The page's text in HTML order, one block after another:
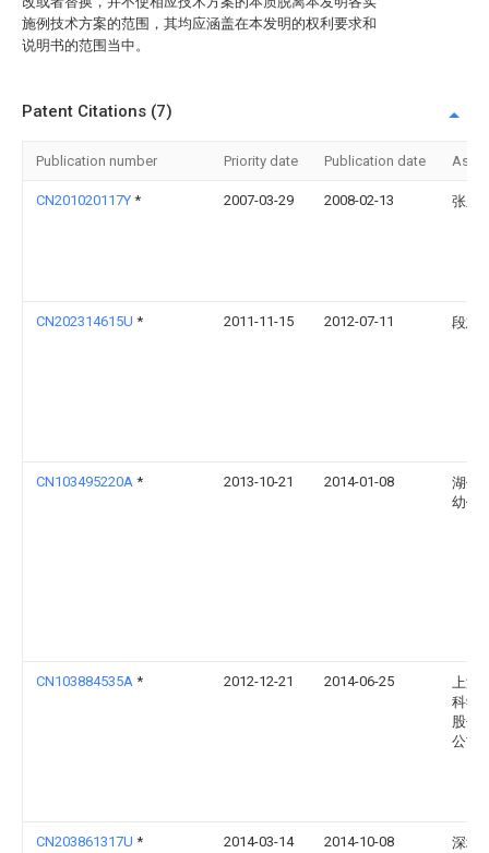
施例技术方案的范围，其均应涵盖在本发明的权利要求和
说明书的范围当中。
Patent Citations (7)
Publication number Priority date Publication date
CN201020117Y * 2007-03-29 2008-02-13 张玉
CN202314615U * 2011-11-15 2012-07-11 段志
CN103495220A * 2013-10-21 2014-01-08
湖州
幼保
CN103884535A * 2012-12-21 2014-06-25
上海
科学
股份
公司
CN203861317U * 2014-03-14 2014-10-08
深圳